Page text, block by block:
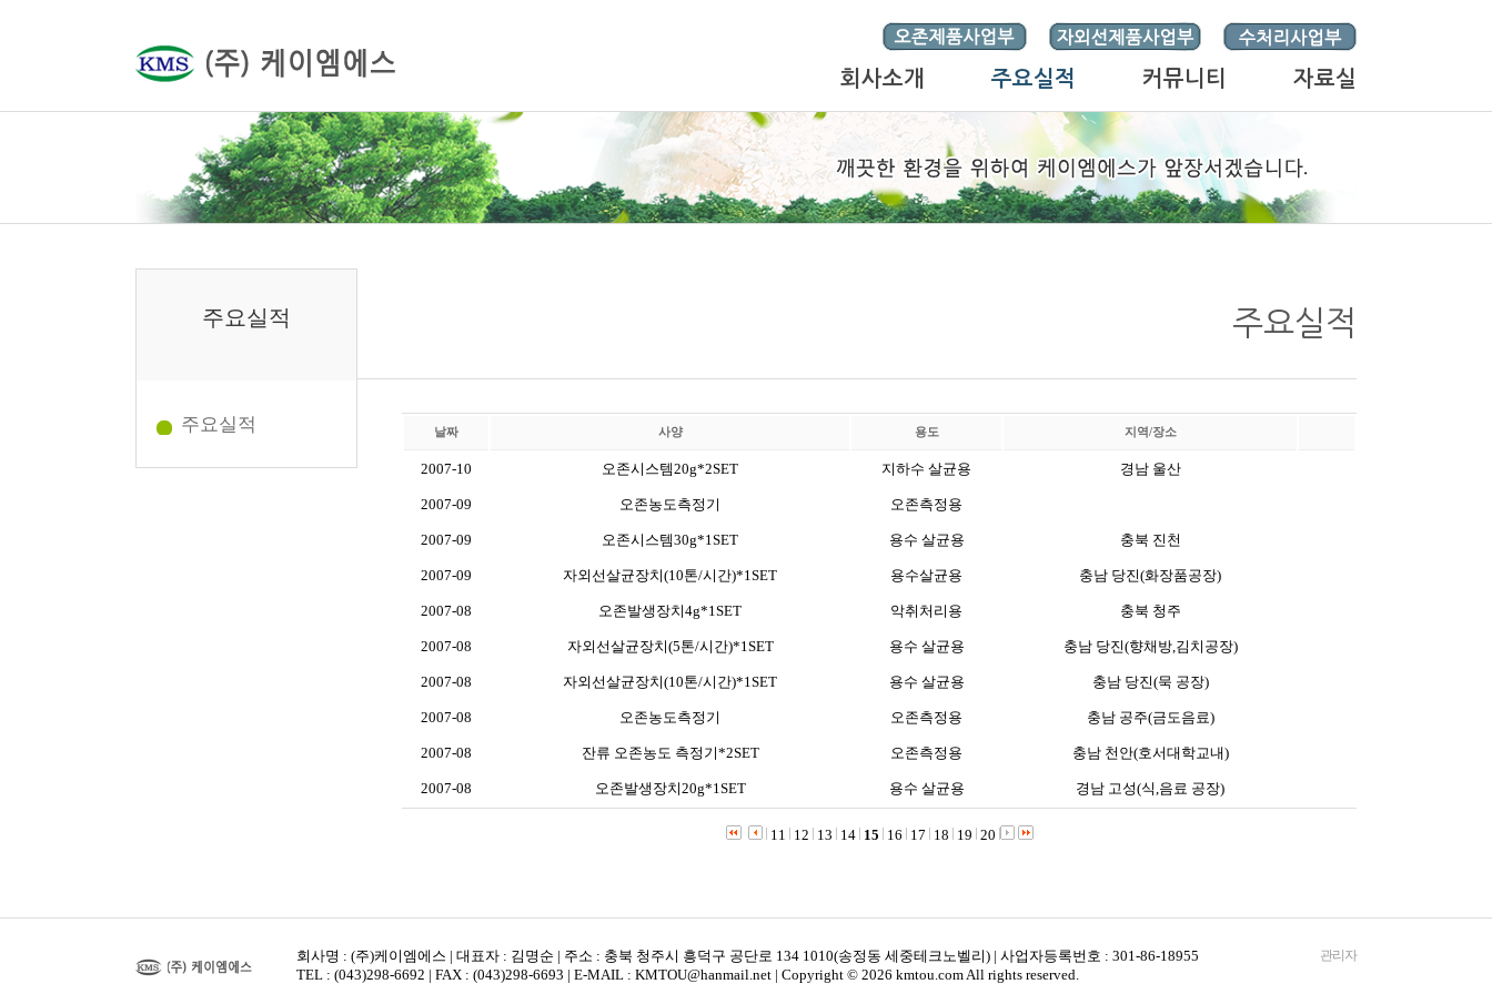
회사소개 주요실적 커뮤니티 자료실
주요실적
주요실적
주요실적
날짜 사양 용도 지역/장소
2007-10 오존시스템20g*2SET 지하수 살균용 경남 울산
2007-09 오존농도측정기 오존측정용
2007-09 오존시스템30g*1SET 용수 살균용 충북 진천
2007-09 자외선살균장치(10톤/시간)*1SET 용수살균용 충남 당진(화장품공장)
2007-08 오존발생장치4g*1SET 악취처리용 충북 청주
2007-08 자외선살균장치(5톤/시간)*1SET 용수 살균용 충남 당진(향채방,김치공장)
2007-08 자외선살균장치(10톤/시간)*1SET 용수 살균용 충남 당진(묵 공장)
2007-08 오존농도측정기 오존측정용 충남 공주(금도음료)
2007-08 잔류 오존농도 측정기*2SET 오존측정용 충남 천안(호서대학교내)
2007-08 오존발생장치20g*1SET 용수 살균용 경남 고성(식,음료 공장)
11 12 13 14 15 16 17 18 19 20
회사명 : (주)케이엠에스 | 대표자 : 김명순 | 주소 : 충북 청주시 흥덕구 공단로 134 1010(송정동 세중테크노벨리) | 사업자등록번호 : 301-86-18955
TEL : (043)298-6692 | FAX : (043)298-6693 | E-MAIL : KMTOU@hanmail.net | Copyright © 2026 kmtou.com All rights reserved.
관리자